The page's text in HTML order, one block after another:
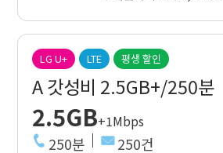
LG U+ LTE 평생 할인
A 갓성비 2.5GB+/250분
2.5GB+1Mbps
250분 250건